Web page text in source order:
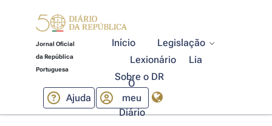
Jornal Oficial
da República
Portuguesa
Início
Legislação
Lexionário
Lia
Sobre o DR
Ajuda
O
meu
Diário